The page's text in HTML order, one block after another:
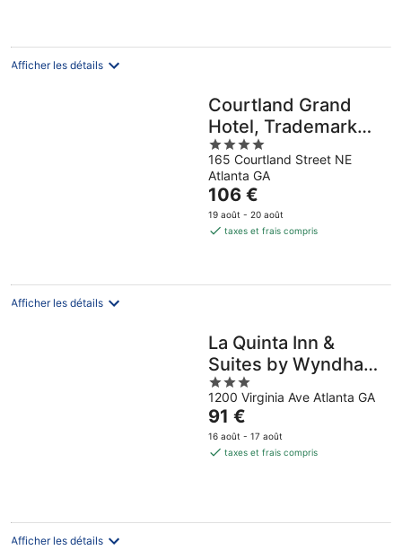
par
Afficher les détails
Courtland Grand
Hotel, Trademark
Collection by
Wyndham
4
out
of
5
165 Courtland Street NE
Atlanta GA
Le
prix
est
par
106 €
19 août - 20 août
taxes et frais compris
Afficher les détails
La Quinta Inn &
Suites by Wyndham
Atlanta Airport
North
3
out
of
5
1200 Virginia Ave Atlanta GA
Le
prix
est
nuit
91 €
16 août - 17 août
taxes et frais compris
Afficher les détails